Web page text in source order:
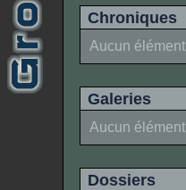
Chroniques
Aucun élément
Galeries
Aucun élément
Dossiers